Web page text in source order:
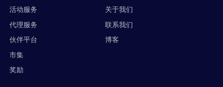
活动服务
代理服务
伙伴平台
市集
奖励
关于我们
联系我们
博客